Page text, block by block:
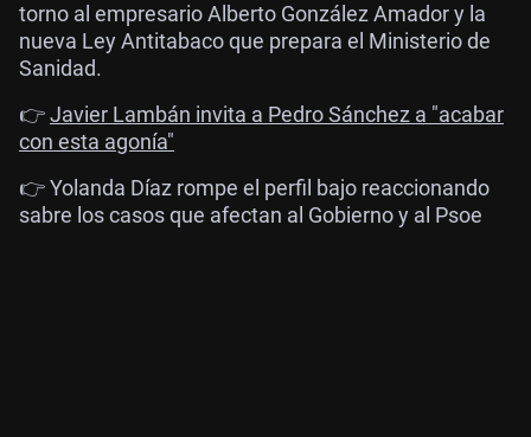
torno al empresario Alberto González Amador y la
nueva Ley Antitabaco que prepara el Ministerio de
Sanidad.
👉Javier Lambán invita a Pedro Sánchez a "acabar
con esta agonía"
👉 Yolanda Díaz rompe el perfil bajo reaccionando
sabre los casos que afectan al Gobierno y al Psoe